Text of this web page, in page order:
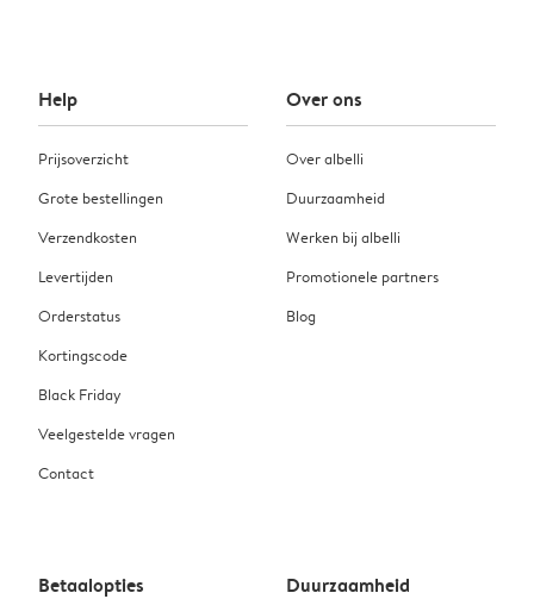
Help
Prijsoverzicht
Grote bestellingen
Verzendkosten
Levertijden
Orderstatus
Kortingscode
Black Friday
Veelgestelde vragen
Contact
Over ons
Over albelli
Duurzaamheid
Werken bij albelli
Promotionele partners
Blog
Betaalopties Duurzaamheid